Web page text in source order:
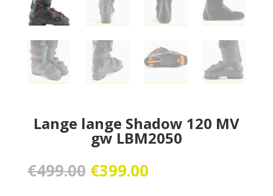
Lange lange Shadow 120 MV
gw LBM2050
€499.00 Oorspronkelijke
prijs
€399.00Huidige